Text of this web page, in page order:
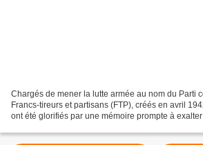
Chargés de mener la lutte armée au nom du Parti
Francs-tireurs et partisans (FTP), créés en avril
ont été glorifiés par une mémoire prompte à